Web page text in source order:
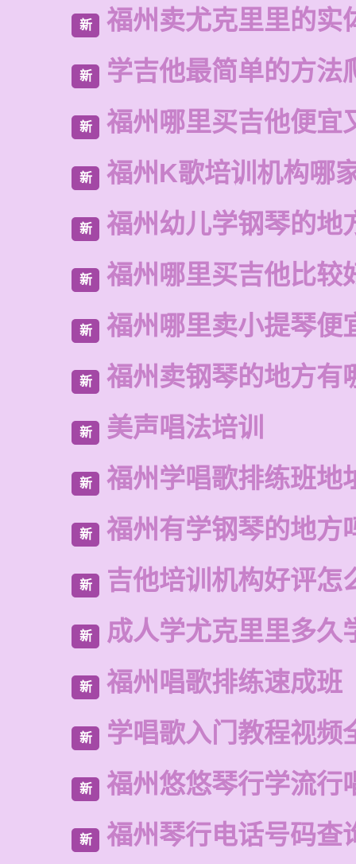
新 福州卖尤克里里的实
新 学吉他最简单的方法
新 福州哪里买吉他便宜
新 福州K歌培训机构哪
新 福州幼儿学钢琴的地
新 福州哪里买吉他比较
新 福州哪里卖小提琴便
新 福州卖钢琴的地方有
新 美声唱法培训
新 福州学唱歌排练班地
新 福州有学钢琴的地方
新 吉他培训机构好评怎
新 成人学尤克里里多久
新 福州唱歌排练速成班
新 学唱歌入门教程视频
新 福州悠悠琴行学流行
新 福州琴行电话号码查